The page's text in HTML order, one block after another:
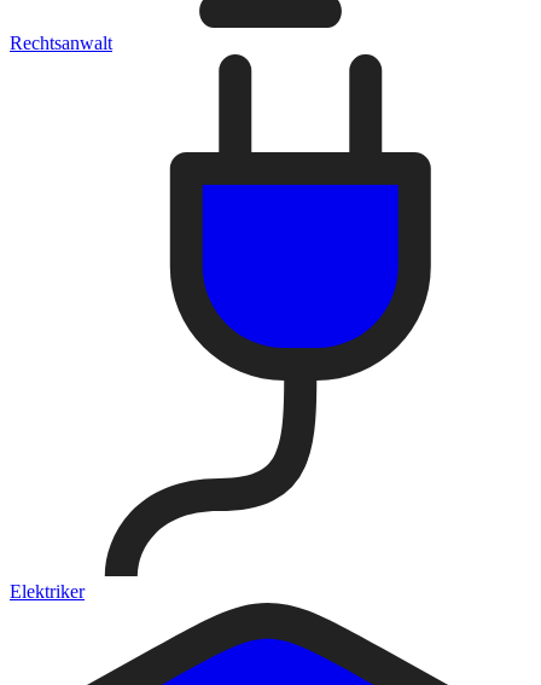
Rechtsanwalt
Elektriker